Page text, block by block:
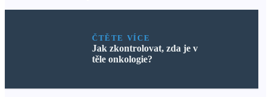
ČTĚTE VÍCE
Jak zkontrolovat, zda je v
těle onkologie?